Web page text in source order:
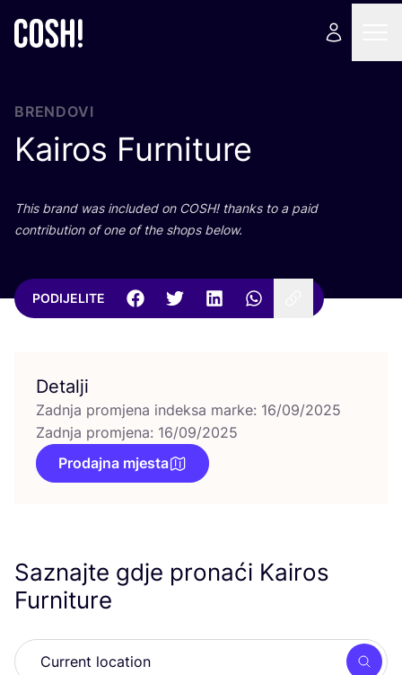
BRENDOVI
Kairos Furniture
This brand was inclu­ded on COSH! than­ks to a paid
con­tri­bu­ti­on of one of the shops below.
PODIJELITE
Detalji
Zadnja promjena indeksa marke: 16/09/2025
Zadnja promjena: 16/09/2025
Prodajna mjesta
Saznajte gdje pronaći Kairos
Furniture